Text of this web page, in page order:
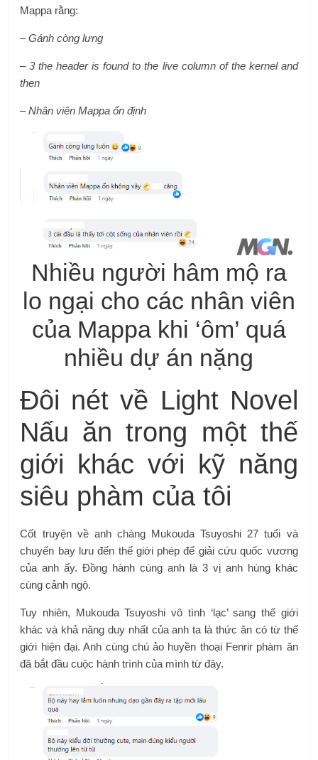
Mappa rằng:
– Gánh còng lưng
– 3 the header is found to the live column of the kernel and
then
– Nhân viên Mappa ổn định
Nhiều người hâm mộ ra
lo ngại cho các nhân viên
của Mappa khi ‘ôm’ quá
nhiều dự án nặng
Đôi nét về Light Novel
Nấu ăn trong một thế
giới khác với kỹ năng
siêu phàm của tôi
Cốt truyện về anh chàng Mukouda Tsuyoshi 27 tuổi và
chuyến bay lưu đến thế giới phép để giải cứu quốc vương
của anh ấy. Đồng hành cùng anh là 3 vị anh hùng khác
cùng cảnh ngộ.
Tuy nhiên, Mukouda Tsuyoshi vô tình ‘lạc’ sang thế giới
khác và khả năng duy nhất của anh ta là thức ăn có từ thế
giới hiện đại. Anh cùng chú ảo huyền thoại Fenrir phàm ăn
đã bắt đầu cuộc hành trình của mình từ đây.